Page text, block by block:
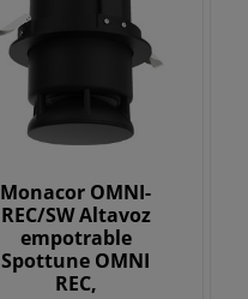
Monacor OMNI-
REC/SW Altavoz
empotrable
Spottune OMNI
REC,